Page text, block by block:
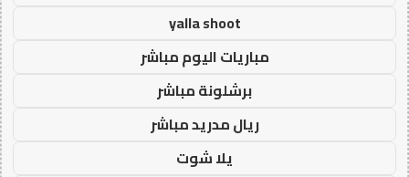
yalla shoot
مباريات اليوم مباشر
برشلونة مباشر
ريال مدريد مباشر
يلا شوت